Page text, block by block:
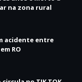
na zona rural
acidente entre
RO